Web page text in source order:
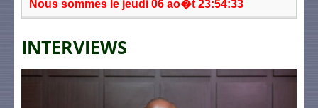
Nous sommes le jeudi 06 ao�t 23:54:33
INTERVIEWS